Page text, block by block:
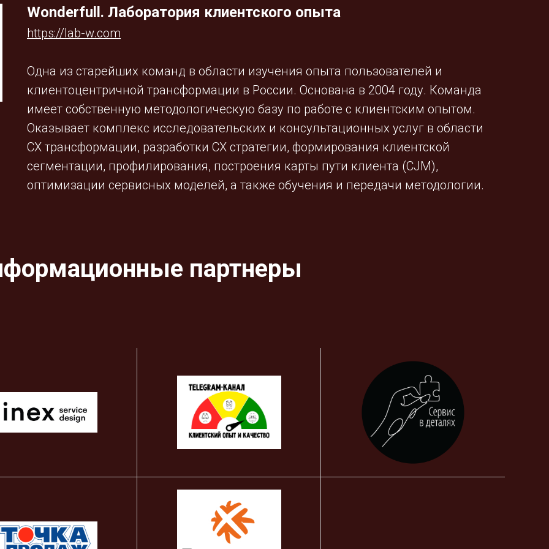
Wonderfull. Лаборатория клиентского опыта
https://lab-w.com
Одна из старейших команд в области изучения опыта пользователей и
клиентоцентричной трансформации в России. Основана в 2004 году. Команда
имеет собственную методологическую базу по работе с клиентским опытом.
Оказывает комплекс исследовательских и консультационных услуг в области
СХ трансформации, разработки СХ стратегии, формирования клиентской
сегментации, профилирования, построения карты пути клиента (CJM),
оптимизации сервисных моделей, а также обучения и передачи методологии.
партнеры